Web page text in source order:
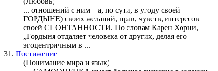
... отношений с ним – а, по сути, в угоду своей
ГОРДЫНЕ) своих желаний, прав, чувств, интересов,
своей СПОНТАННОСТИ. По словам Карен Хорни,
„Гордыня отдаляет человека от других, делая его
эгоцентричным в ...
31. Постижение
(Понимание мира и язык)